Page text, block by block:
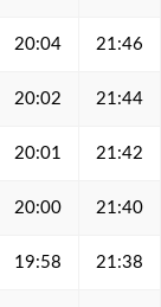
20:04 21:46
20:02 21:44
20:01 21:42
20:00 21:40
19:58 21:38